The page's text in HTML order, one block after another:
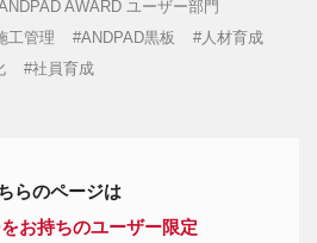
AWARD ユーザー部門
工管理 ANDPAD黒板
人材育成
社員育成
らのページは
お持ちのユーザー限定